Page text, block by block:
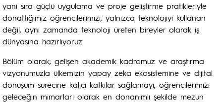
yanı sıra güçlü uygulama ve proje geliştirme pratikleriyle
donattığımız öğrencilerimizi, yalnızca teknolojiyi kullanan
değil, aynı zamanda teknoloji üreten bireyler olarak iş
dünyasına hazırlıyoruz.
Bölüm olarak, gelişen akademik kadromuz ve araştırma
vizyonumuzla ülkemizin yapay zeka ekosistemine ve dijital
dönüşüm sürecine kalıcı katkılar sağlamayı, öğrencilerimizi
geleceğin mimarları olarak en donanımlı şekilde mezun